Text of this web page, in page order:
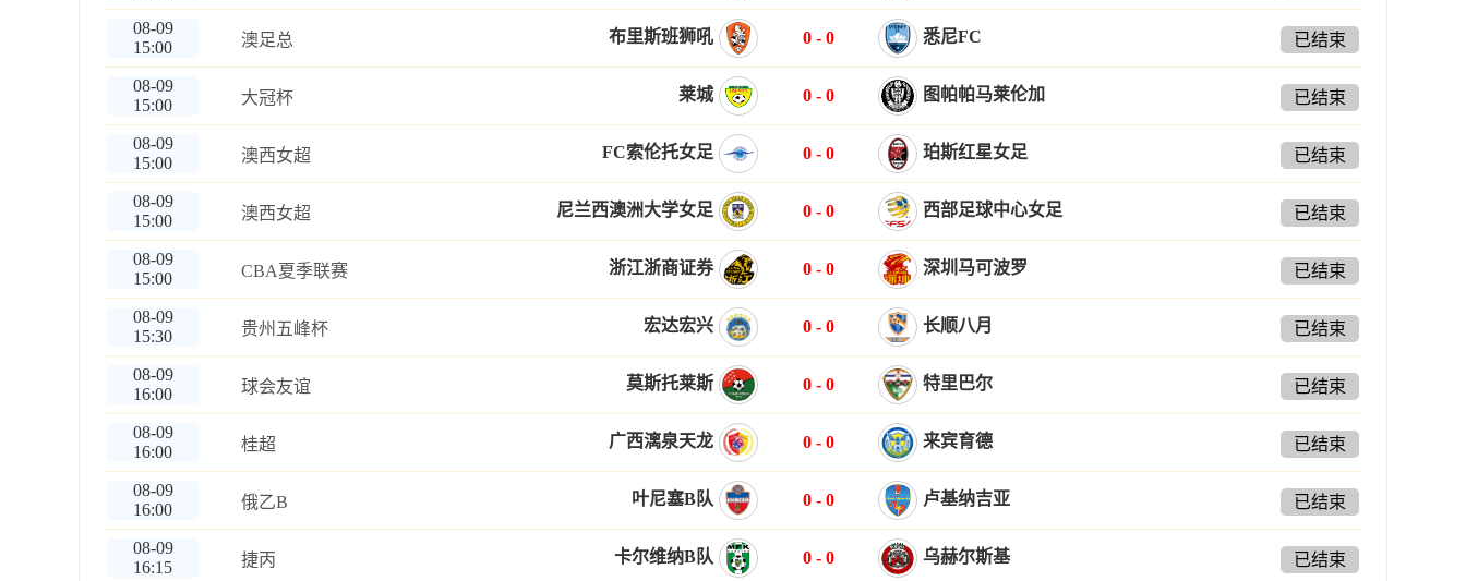
08-09
15:00
澳足总 布里斯班狮吼 0 - 0 悉尼FC 已结束
08-09
15:00
大冠杯 莱城 0 - 0 图帕帕马莱伦加 已结束
08-09
15:00
澳西女超 FC索伦托女足 0 - 0 珀斯红星女足 已结束
08-09
15:00
澳西女超 尼兰西澳洲大学女足 0 - 0 西部足球中心女足 已结束
08-09
15:00
CBA夏季联赛 浙江浙商证券 0 - 0 深圳马可波罗 已结束
08-09
15:30
贵州五峰杯 宏达宏兴 0 - 0 长顺八月 已结束
08-09
16:00
球会友谊 莫斯托莱斯 0 - 0 特里巴尔 已结束
08-09
16:00
桂超 广西漓泉天龙 0 - 0 来宾育德 已结束
08-09
16:00
俄乙B 叶尼塞B队 0 - 0 卢基纳吉亚 已结束
08-09
16:15
捷丙 卡尔维纳B队 0 - 0 乌赫尔斯基 已结束